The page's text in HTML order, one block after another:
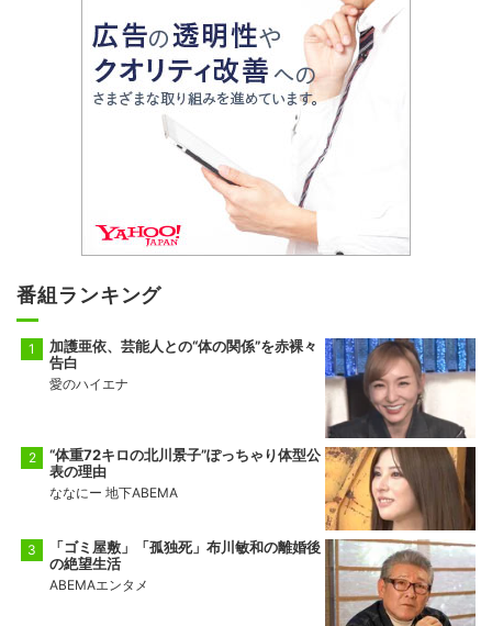
番組ランキング
加護亜依、芸能人との“体の関係”を赤裸々
告白
愛のハイエナ
“体重72キロの北川景子”ぽっちゃり体型公
表の理由
ななにー 地下ABEMA
「ゴミ屋敷」「孤独死」布川敏和の離婚後
の絶望生活
ABEMAエンタメ